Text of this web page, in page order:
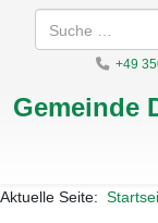
Suchen
+49
Gemeinde
Aktuelle Seite: